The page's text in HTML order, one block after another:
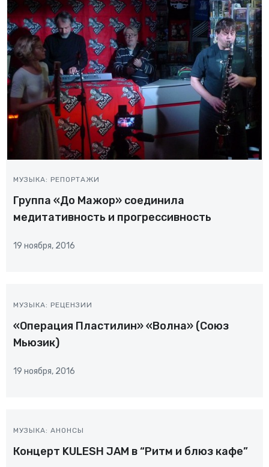
МУЗЫКА: РЕПОРТАЖИ
Группа «До Мажор» соединила
медитативность и прогрессивность
19 ноября, 2016
МУЗЫКА: РЕЦЕНЗИИ
«Операция Пластилин» «Волна» (Союз
Мьюзик)
19 ноября, 2016
МУЗЫКА: АНОНСЫ
Концерт KULESH JAM в “Ритм и блюз кафе”